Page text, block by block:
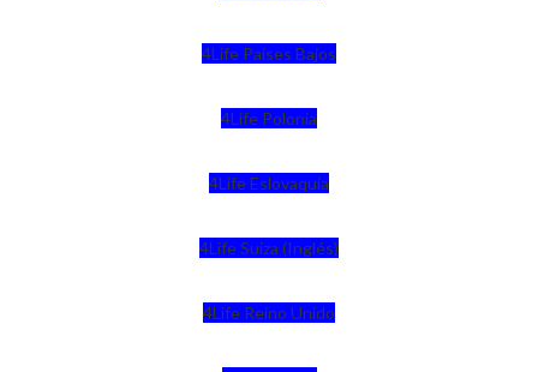
4Life Paises Bajos
4Life Polonia
4Life Eslovaquia
4Life Suiza (Inglés)
4Life Reino Unido